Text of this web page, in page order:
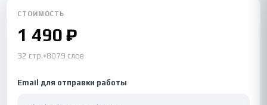
СТОИМОСТЬ
1 490 ₽
32 стр.•8079 слов
Email для отправки работы